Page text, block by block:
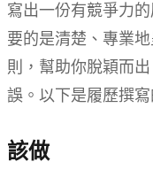
寫出一份有競爭力
要的是清楚、專業
則，幫助你脫穎而
誤。以下是履歷撰
該做